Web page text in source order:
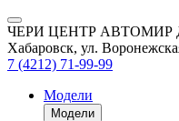
ЧЕРИ ЦЕНТР АВТОМИР
Хабаровск, ул.
7 (4212) 71-99-99
Модели
Модели